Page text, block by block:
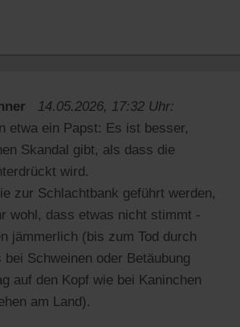
14.05.2026, 17:32 Uhr:
etwa ein Papst: Es ist besser,
Skandal gibt, als dass die
wird.
zur Schlachtbank geführt werden,
wohl, dass etwas nicht stimmt -
jämmerlich (bis zum Tod durch
bei Schweinen oder Betäubung
auf den Kopf wie bei Kaninchen
am Land).